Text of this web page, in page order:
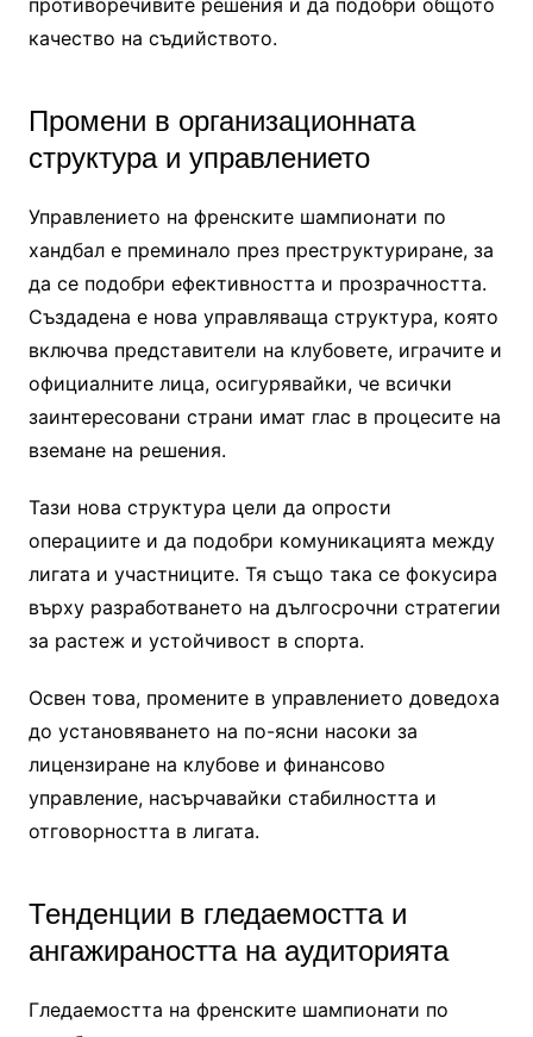
качество на съдийството.
Промени в организационната
структура и управлението
Управлението на френските шампионати по
хандбал е преминало през преструктуриране, за
да се подобри ефективността и прозрачността.
Създадена е нова управляваща структура, която
включва представители на клубовете, играчите и
официалните лица, осигурявайки, че всички
заинтересовани страни имат глас в процесите на
вземане на решения.
Тази нова структура цели да опрости
операциите и да подобри комуникацията между
лигата и участниците. Тя също така се фокусира
върху разработването на дългосрочни стратегии
за растеж и устойчивост в спорта.
Освен това, промените в управлението доведоха
до установяването на по-ясни насоки за
лицензиране на клубове и финансово
управление, насърчавайки стабилността и
отговорността в лигата.
Тенденции в гледаемостта и
ангажираността на аудиторията
Гледаемостта на френските шампионати по